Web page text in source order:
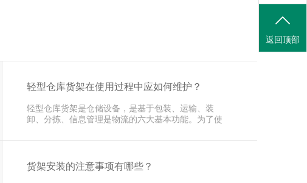
轻型仓库货架在使用过程中应如何维护？
轻型仓库货架是仓储设备，是基于包装、运输、装
卸、分拣、信息管理是物流的六大基本功能。为了使
货架安装的注意事项有哪些？
返回顶部